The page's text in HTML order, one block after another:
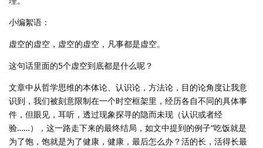
小编絮语：
虚空的虚空，虚空的虚空，凡事都是虚空。
这句话里面的5个虚空到底都是什么呢？
文章中从哲学思维的本体论、认识论，方法论，目的论角度让我意
识到，我们被刻意限制在一个时空框架里，经历各自不同的具体事
件，但眼见，耳听，透过现象探寻的隐而未现（认识或者经
验……），这一路走下来的最终结局，如文中提到的例子“吃饭就是
为了饱，饱就是为了健康，健康，最后怎么办？活的长，活得长最